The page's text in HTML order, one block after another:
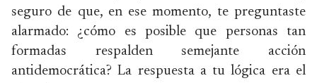
seguro de que, en ese momento, te preguntaste
alarmado: ¿cómo es posible que personas tan
formadas respalden semejante acción
antidemocrática? La respuesta a tu lógica era el